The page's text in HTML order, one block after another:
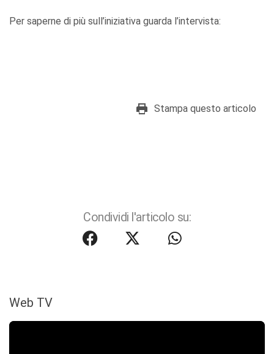
Per saperne di più sull’iniziativa guarda l’intervista:
Stampa questo articolo
Condividi l'articolo su:
Web TV